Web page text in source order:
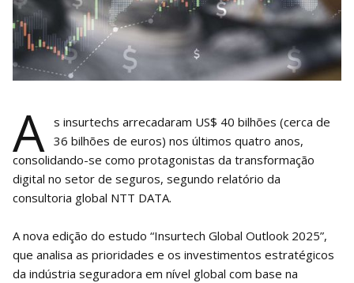
A s insurtechs arrecadaram US$ 40 bilhões (cerca de
36 bilhões de euros) nos últimos quatro anos,
consolidando-se como protagonistas da transformação
digital no setor de seguros, segundo relatório da
consultoria global NTT DATA.
A nova edição do estudo “Insurtech Global Outlook 2025”,
que analisa as prioridades e os investimentos estratégicos
da indústria seguradora em nível global com base na